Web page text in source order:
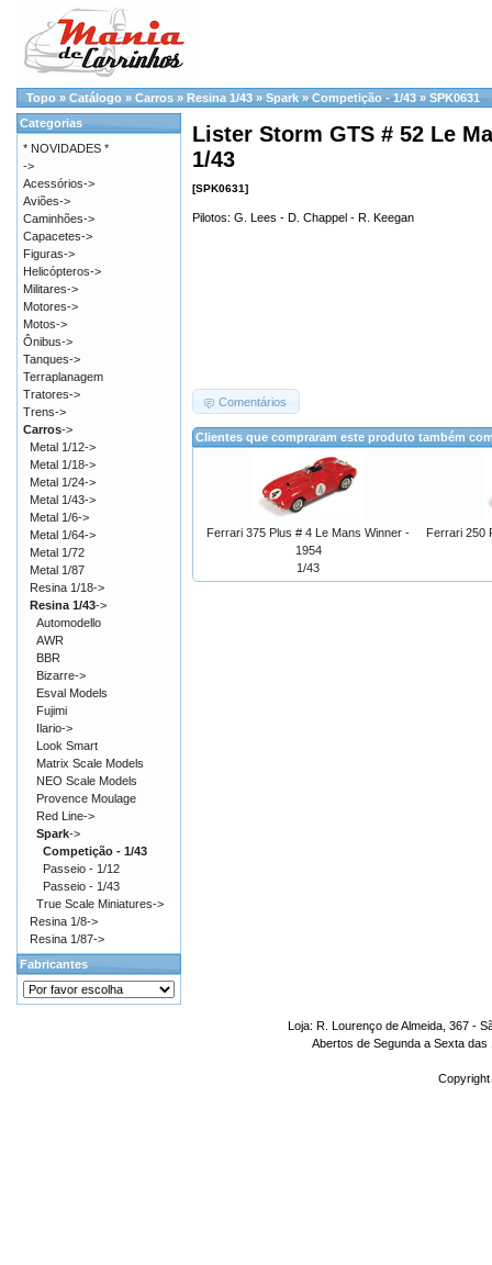
Topo » Catálogo » Carros » Resina 1/43 » Spark » Competição - 1/43 » SPK0631
Lister Storm GTS # 52 Le
1/43
[SPK0631]
Pilotos: G. Lees - D. Chappel - R. Keegan
Comentários
Clientes que compraram este produto também
Ferrari 375 Plus # 4 Le Mans Winner -
1954
1/43
Ferrari 250
Categorias
* NOVIDADES *
->
Acessórios->
Aviões->
Caminhões->
Capacetes->
Figuras->
Helicópteros->
Militares->
Motores->
Motos->
Ônibus->
Tanques->
Terraplanagem
Tratores->
Trens->
Carros->
Metal 1/12->
Metal 1/18->
Metal 1/24->
Metal 1/43->
Metal 1/6->
Metal 1/64->
Metal 1/72
Metal 1/87
Resina 1/18->
Resina 1/43->
Automodello
AWR
BBR
Bizarre->
Esval Models
Fujimi
Ilario->
Look Smart
Matrix Scale Models
NEO Scale Models
Provence Moulage
Red Line->
Spark->
Competição - 1/43
Passeio - 1/12
Passeio - 1/43
True Scale Miniatures->
Resina 1/8->
Resina 1/87->
Fabricantes
Loja: R. Lourenço de Almeida, 367 -
Abertos de Segunda a Sexta